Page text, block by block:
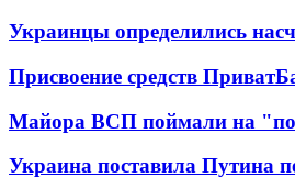
Украинцы определились
Присвоение средств
Майора ВСП поймали на
Украина поставила Путина